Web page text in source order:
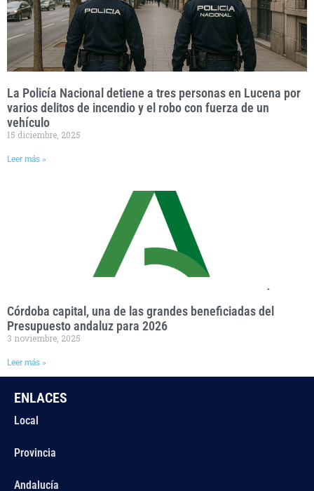
La Policía Nacional detiene a tres personas en Lucena por
varios delitos de incendio y el robo con fuerza de un
vehículo
15 diciembre, 2025
Leer más »
Córdoba capital, una de las grandes beneficiadas del
Presupuesto andaluz para 2026
3 noviembre, 2025
Leer más »
ENLACES
Local
Provincia
Andalucía